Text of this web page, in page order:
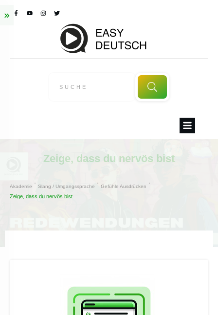
Zeige, dass du nervös bist
Akademie Slang / Umgangssprache Gefühle Ausdrücken
Zeige, dass du nervös bist